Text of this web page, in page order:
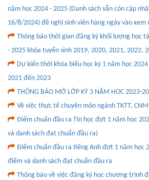
năm học 2024 - 2025 (Danh sách vẫn còn cập
16/8/2024) đề nghị sinh viên hàng ngày vào xem
Thông báo thời gian đăng ký khối lượng học
- 2025 khóa tuyển sinh 2019, 2020, 2021, 2022,
Dự kiến thời khóa biểu học kỳ 1 năm học
2021 đến 2023
THÔNG BÁO MỞ LỚP KỲ 3 NĂM HỌC 2023-
Về việc thực tế chuyên môn ngành TKTT, CNM
Điểm chuẩn đầu ra Tin học đợt 1 năm học
và danh sách đạt chuẩn đầu ra)
Điểm chuẩn đầu ra tiếng Anh đợt 1 năm học
điểm và danh sách đạt chuẩn đầu ra
Thông báo về việc đăng ký học chương trình